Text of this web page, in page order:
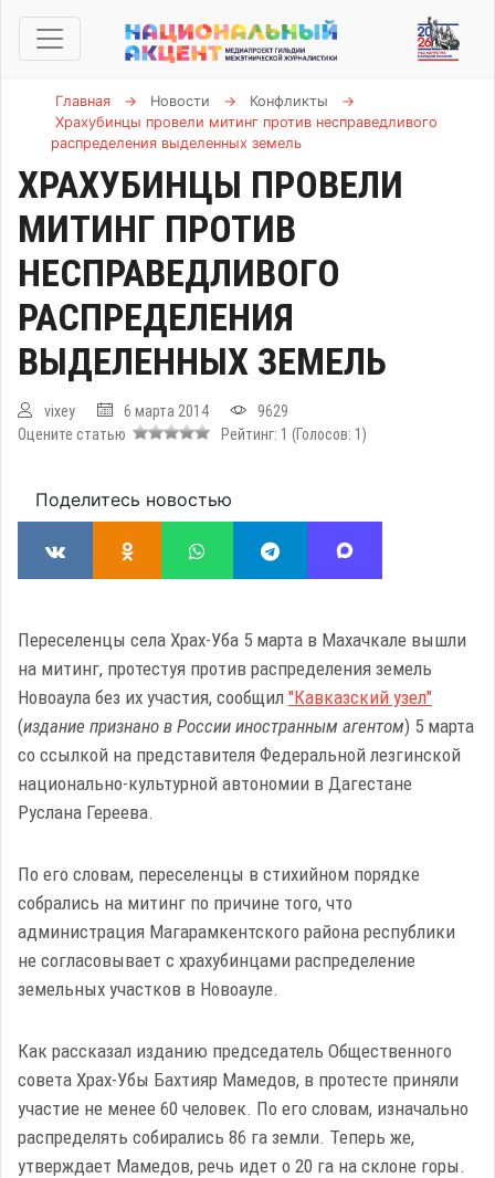
Главная → Новости → Конфликты
→
Храхубинцы провели митинг против несправедливого
распределения выделенных земель
ХРАХУБИНЦЫ ПРОВЕЛИ
МИТИНГ ПРОТИВ
НЕСПРАВЕДЛИВОГО
РАСПРЕДЕЛЕНИЯ
ВЫДЕЛЕННЫХ ЗЕМЕЛЬ
vixey 6 марта 2014
9629
Оцените статью
Рейтинг: 1 (Голосов: 1 )
Поделитесь новостью
Переселенцы села Храх-Уба 5 марта в Махачкале вышли
на митинг, протестуя против распределения земель
Новоаула без их участия, сообщил "Кавказский узел"
(издание признано в России иностранным агентом) 5 марта
со ссылкой на представителя Федеральной лезгинской
национально-культурной автономии в Дагестане
Руслана Гереева.
По его словам, переселенцы в стихийном порядке
собрались на митинг по причине того, что
администрация Магарамкентского района республики
не согласовывает с храхубинцами распределение
земельных участков в Новоауле.
Как рассказал изданию председатель Общественного
совета Храх-Убы Бахтияр Мамедов, в протесте приняли
участие не менее 60 человек. По его словам, изначально
распределять собирались 86 га земли. Теперь же,
утверждает Мамедов, речь идет о 20 га на склоне горы.